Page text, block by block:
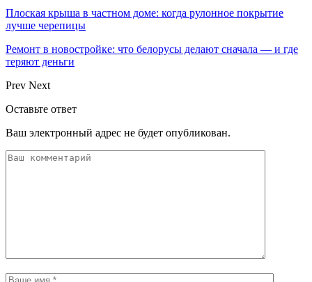
Плоская крыша в частном доме: когда рулонное покрытие
лучше черепицы
Ремонт в новостройке: что белорусы делают сначала — и где
теряют деньги
Prev Next
Оставьте ответ
Ваш электронный адрес не будет опубликован.